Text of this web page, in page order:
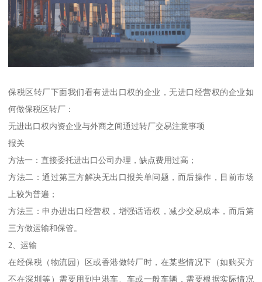
保税区转厂下面我们看有进出口权的企业，无进口经营权的企业如
何做保税区转厂：
无进出口权内资企业与外商之间通过转厂交易注意事项
报关
方法一：直接委托进出口公司办理，缺点费用过高；
方法二：通过第三方解决无出口报关单问题，而后操作，目前市场
上较为普遍；
方法三：申办进出口经营权，增强话语权，减少交易成本，而后第
三方做运输和保管。
2、运输
在经保税（物流园）区或香港做转厂时，在某些情况下（如购买方
不在深圳等）需要用到中港车、车或一般车辆，需要根据实际情况